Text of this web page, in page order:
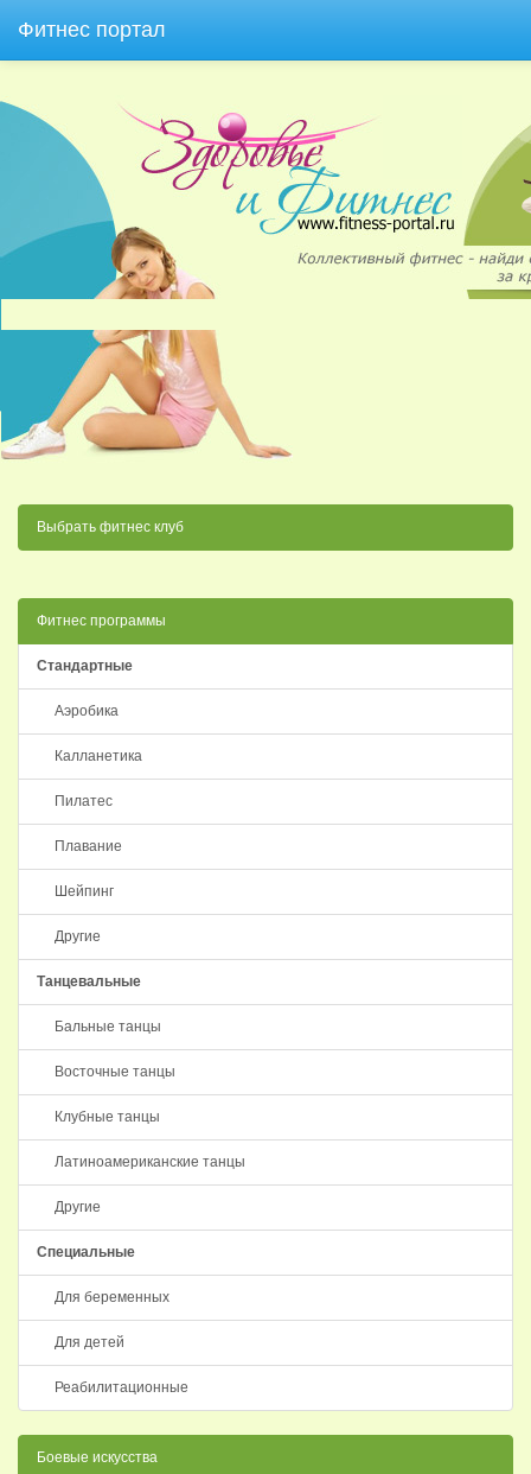
Фитнес портал
Выбрать фитнес клуб
Фитнес программы
Стандартные
Аэробика
Калланетика
Пилатес
Плавание
Шейпинг
Другие
Танцевальные
Бальные танцы
Восточные танцы
Клубные танцы
Латиноамериканские танцы
Другие
Специальные
Для беременных
Для детей
Реабилитационные
Боевые искусства